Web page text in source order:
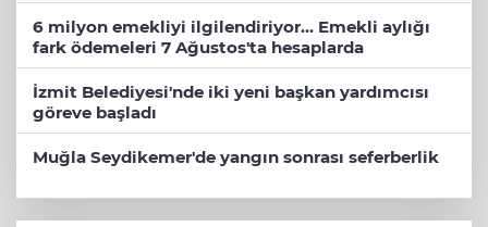
6 milyon emekliyi ilgilendiriyor... Emekli aylığı
fark ödemeleri 7 Ağustos'ta hesaplarda
İzmit Belediyesi'nde iki yeni başkan yardımcısı
göreve başladı
Muğla Seydikemer'de yangın sonrası seferberlik